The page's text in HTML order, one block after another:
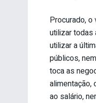
Procurado,
utilizar todas
utilizar a
públicos,
toca as
alimentação,
ao salário,